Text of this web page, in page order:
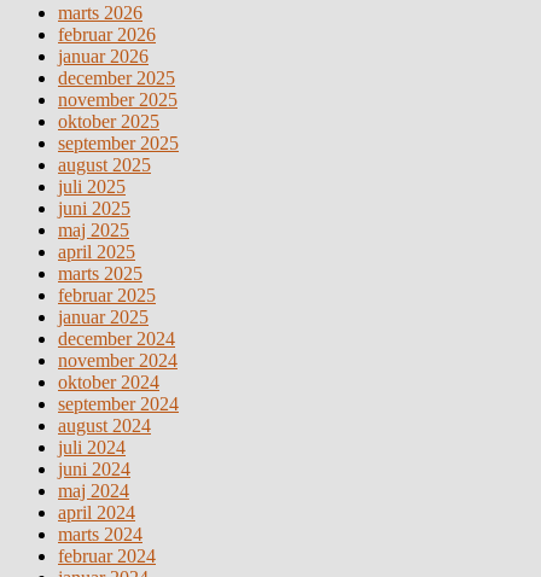
marts 2026
februar 2026
januar 2026
december 2025
november 2025
oktober 2025
september 2025
august 2025
juli 2025
juni 2025
maj 2025
april 2025
marts 2025
februar 2025
januar 2025
december 2024
november 2024
oktober 2024
september 2024
august 2024
juli 2024
juni 2024
maj 2024
april 2024
marts 2024
februar 2024